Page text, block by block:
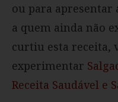
ou para apresentar
a quem ainda não
curtiu esta receita,
experimentar
Receita Saudável e